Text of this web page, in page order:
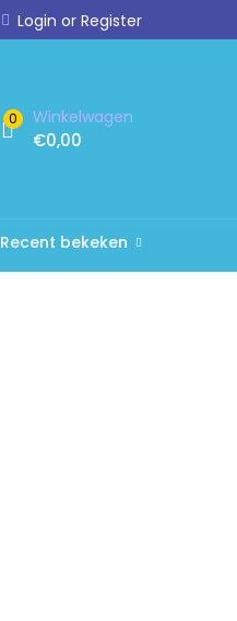
Login or Register
0 Winkelwagen
€0,00
Recent bekeken